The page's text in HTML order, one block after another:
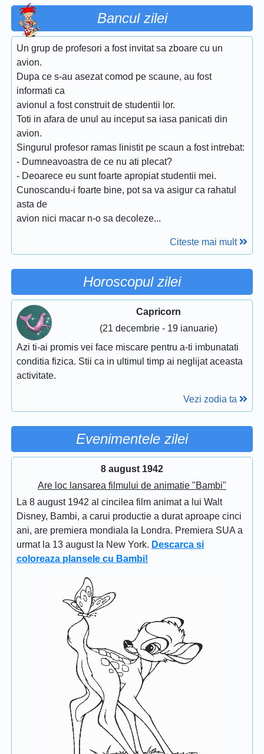
Bancul zilei
Un grup de profesori a fost invitat sa zboare cu un
avion.
Dupa ce s-au asezat comod pe scaune, au fost
informati ca
avionul a fost construit de studentii lor.
Toti in afara de unul au inceput sa iasa panicati din
avion.
Singurul profesor ramas linistit pe scaun a fost intrebat:
- Dumneavoastra de ce nu ati plecat?
- Deoarece eu sunt foarte apropiat studentii mei.
Cunoscandu-i foarte bine, pot sa va asigur ca rahatul
asta de
avion nici macar n-o sa decoleze...
Citeste mai mult
Horoscopul zilei
Capricorn
(21 decembrie - 19 ianuarie)
Azi ti-ai promis vei face miscare pentru a-ti imbunatati
conditia fizica. Stii ca in ultimul timp ai neglijat aceasta
activitate.
Vezi zodia ta
Evenimentele zilei
8 august 1942
Are loc lansarea filmului de animatie "Bambi"
La 8 august 1942 al cincilea film animat a lui Walt
Disney, Bambi, a carui productie a durat aproape cinci
ani, are premiera mondiala la Londra. Premiera SUA a
urmat la 13 august la New York. Descarca si
coloreaza plansele cu Bambi!